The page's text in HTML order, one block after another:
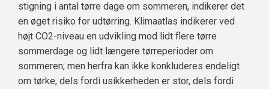
stigning i antal tørre dage om sommeren, indikerer det
en øget risiko for udtørring. Klimaatlas indikerer ved
højt CO2-niveau en udvikling mod lidt flere tørre
sommerdage og lidt længere tørreperioder om
sommeren; men herfra kan ikke konkluderes endeligt
om tørke, dels fordi usikkerheden er stor, dels fordi